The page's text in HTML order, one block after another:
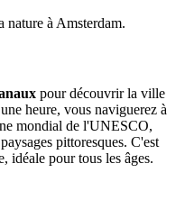
nature à Amsterdam.
pour découvrir la ville
heure, vous naviguerez à
mondial de l'UNESCO,
pittoresques. C'est
idéale pour tous les âges.